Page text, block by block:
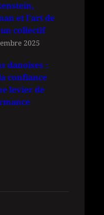
et l’art de
collectif
2025
danoises :
confiance
levier de